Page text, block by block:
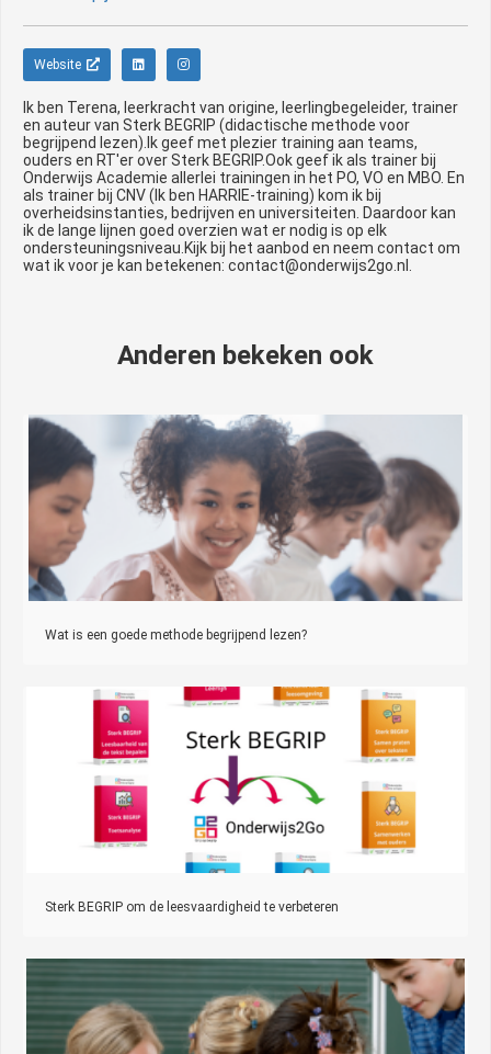
Website
Ik ben Terena, leerkracht van origine, leerlingbegeleider, trainer
en auteur van Sterk BEGRIP (didactische methode voor
begrijpend lezen).Ik geef met plezier training aan teams,
ouders en RT'er over Sterk BEGRIP.Ook geef ik als trainer bij
Onderwijs Academie allerlei trainingen in het PO, VO en MBO. En
als trainer bij CNV (Ik ben HARRIE-training) kom ik bij
overheidsinstanties, bedrijven en universiteiten. Daardoor kan
ik de lange lijnen goed overzien wat er nodig is op elk
ondersteuningsniveau.Kijk bij het aanbod en neem contact om
wat ik voor je kan betekenen: contact@onderwijs2go.nl.
Anderen bekeken ook
Wat is een goede methode begrijpend lezen?
Sterk BEGRIP om de leesvaardigheid te verbeteren